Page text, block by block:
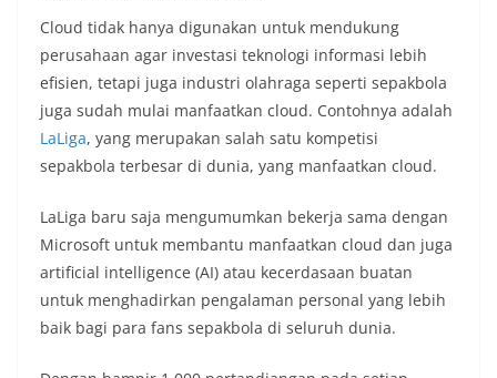
Cloud tidak hanya digunakan untuk mendukung
perusahaan agar investasi teknologi informasi lebih
efisien, tetapi juga industri olahraga seperti sepakbola
juga sudah mulai manfaatkan cloud. Contohnya adalah
LaLiga, yang merupakan salah satu kompetisi
sepakbola terbesar di dunia, yang manfaatkan cloud.
LaLiga baru saja mengumumkan bekerja sama dengan
Microsoft untuk membantu manfaatkan cloud dan juga
artificial intelligence (AI) atau kecerdasaan buatan
untuk menghadirkan pengalaman personal yang lebih
baik bagi para fans sepakbola di seluruh dunia.